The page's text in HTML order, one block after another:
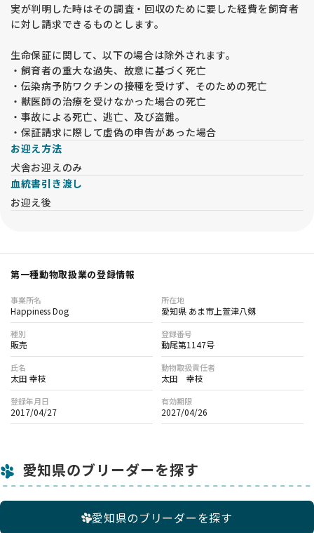
実が判明した時はその調査・回収のために要した経費を飼育者
に対し請求できるものとします。
生命保証に関して、以下の場合は除外されます。
・飼育者の重大な過失、故意に基づく死亡
・伝染病予防ワクチンの接種を受けず、そのための死亡
・獣医師の治療を受けなかった場合の死亡
・事故による死亡、逃亡、及び盗難。
・保証請求に際して虚偽の申告があった場合
お迎え方法
犬舎お迎えのみ
血統書引き渡し
お迎え後
第一種動物取扱業の登録情報
事業所名
Happiness Dog
所在地
愛知県 あま市上萱津八剱
種別
販売
登録番号
動尾第1147号
氏名
太田 幸枝
動物取扱責任者
太田 幸枝
登録年月日
2017/04/27
有効期限
2027/04/26
愛知県のブリーダーを探す
愛知県のブリーダーを探す